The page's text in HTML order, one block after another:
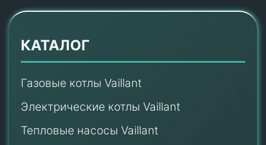
КАТАЛОГ
Газовые котлы Vaillant
Электрические котлы Vaillant
Тепловые насосы Vaillant